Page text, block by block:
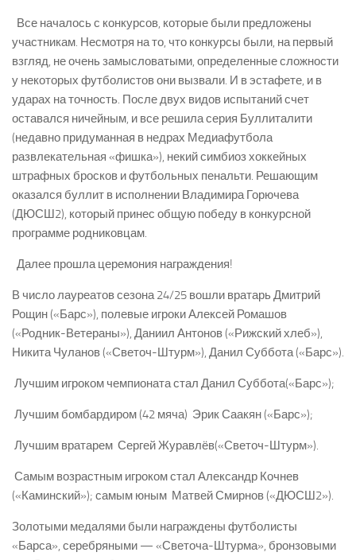
Все началось с конкурсов, которые были предложены
участникам. Несмотря на то, что конкурсы были, на первый
взгляд, не очень замысловатыми, определенные сложности
у некоторых футболистов они вызвали. И в эстафете, и в
ударах на точность. После двух видов испытаний счет
оставался ничейным, и все решила серия Буллиталити
(недавно придуманная в недрах Медиафутбола
развлекательная «фишка»), некий симбиоз хоккейных
штрафных бросков и футбольных пенальти. Решающим
оказался буллит в исполнении Владимира Горючева
(ДЮСШ­2), который принес общую победу в конкурсной
программе родниковцам.
Далее прошла церемония награждения!
В число лауреатов сезона 24/25 вошли вратарь Дмитрий
Рощин («Барс»), полевые игроки Алексей Ромашов
(«Родник-­Ветераны»), Даниил Антонов («Рижский хлеб»),
Никита Чуланов («Светоч­-Штурм»), Данил Суббота («Барс»).
­ Лучшим игроком чемпионата стал Данил Суббота(«Барс»);
­ Лучшим бомбардиром (42 мяча) ­ Эрик Саакян («Барс»);
­ Лучшим вратарем ­ Сергей Журавлёв(«Светоч­-Штурм»).
­ Самым возрастным игроком стал Александр Кочнев
(«Каминский»); самым юным ­ Матвей Смирнов («ДЮСШ­2»).
Золотыми медалями были награждены футболисты
«Барса», серебряными — «Светоча­-Штурма», бронзовыми